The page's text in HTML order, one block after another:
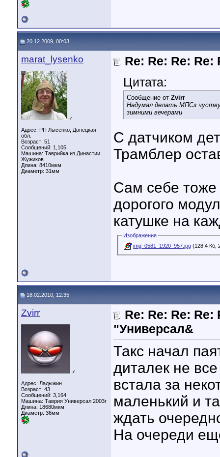
20.12.2009, 00:03
marat_lysenko
♂
Адрес: РП Лысенко, Донецкая
обл.
Возраст: 51
Сообщений: 1,105
Машина: Таврийка из Династии
Жужиков
Длина: 8410мкм
Диаметр: 31мм
Re: Re: Re:
Цитата:
Сообщение от Zvirr
Надумал делать МПСз
зимними вечерами
C датчиком
Трамблер
Сам себе тоже
дорогого
катушке на
Изображения
img_0581_1920_957.jpg (128.4 Кб,
18.02.2010, 12:35
Zvirr
♂
Адрес: Ладыжин
Возраст: 43
Сообщений: 3,164
Машина: Таврия Универсал 2003г
Длина: 18680мкм
Диаметр: 36мм
Re: Re: Re: Re:
"Универсал&
Такс начал
диталек не
встала за
маленький и
ждать
На очереди